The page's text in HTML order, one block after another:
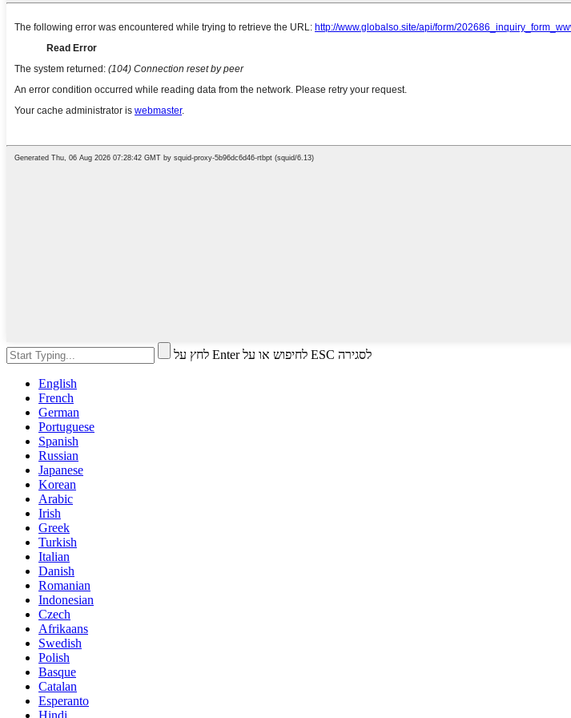
לחץ על Enter לחיפוש או על ESC לסגירה
English
French
German
Portuguese
Spanish
Russian
Japanese
Korean
Arabic
Irish
Greek
Turkish
Italian
Danish
Romanian
Indonesian
Czech
Afrikaans
Swedish
Polish
Basque
Catalan
Esperanto